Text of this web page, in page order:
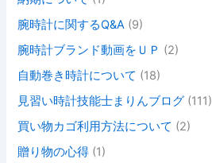
腕時計に関するQ&A (9)
腕時計ブランド動画をＵＰ (2)
自動巻き時計について (18)
見習い時計技能士まりんブログ (111)
買い物カゴ利用方法について (2)
贈り物の心得 (1)